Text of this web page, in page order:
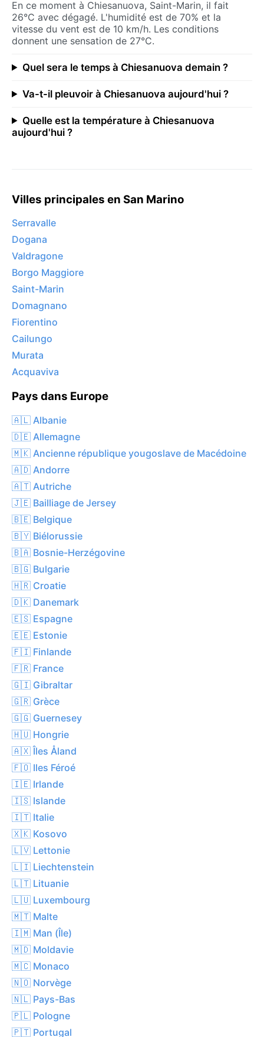
En ce moment à Chiesanuova, Saint-Marin, il fait
26°C avec dégagé. L'humidité est de 70% et la
vitesse du vent est de 10 km/h. Les conditions
donnent une sensation de 27°C.
Quel sera le temps à Chiesanuova demain ?
Va-t-il pleuvoir à Chiesanuova aujourd'hui ?
Quelle est la température à Chiesanuova
aujourd'hui ?
Villes principales en San Marino
Serravalle
Dogana
Valdragone
Borgo Maggiore
Saint-Marin
Domagnano
Fiorentino
Cailungo
Murata
Acquaviva
Pays dans Europe
🇦🇱 Albanie
🇩🇪 Allemagne
🇲🇰 Ancienne république yougoslave de Macédoine
🇦🇩 Andorre
🇦🇹 Autriche
🇯🇪 Bailliage de Jersey
🇧🇪 Belgique
🇧🇾 Biélorussie
🇧🇦 Bosnie-Herzégovine
🇧🇬 Bulgarie
🇭🇷 Croatie
🇩🇰 Danemark
🇪🇸 Espagne
🇪🇪 Estonie
🇫🇮 Finlande
🇫🇷 France
🇬🇮 Gibraltar
🇬🇷 Grèce
🇬🇬 Guernesey
🇭🇺 Hongrie
🇦🇽 Îles Åland
🇫🇴 Iles Féroé
🇮🇪 Irlande
🇮🇸 Islande
🇮🇹 Italie
🇽🇰 Kosovo
🇱🇻 Lettonie
🇱🇮 Liechtenstein
🇱🇹 Lituanie
🇱🇺 Luxembourg
🇲🇹 Malte
🇮🇲 Man (Île)
🇲🇩 Moldavie
🇲🇨 Monaco
🇳🇴 Norvège
🇳🇱 Pays-Bas
🇵🇱 Pologne
🇵🇹 Portugal